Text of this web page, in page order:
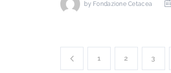
by Fondazione Cetacea
1 2 3